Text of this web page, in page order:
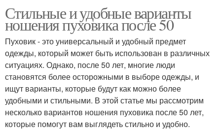
Стильные и удобные варианты
ношения пуховика после 50
Пуховик - это универсальный и удобный предмет
одежды, который может быть использован в различных
ситуациях. Однако, после 50 лет, многие люди
становятся более осторожными в выборе одежды, и
ищут варианты, которые будут как можно более
удобными и стильными. В этой статье мы рассмотрим
несколько вариантов ношения пуховика после 50 лет,
которые помогут вам выглядеть стильно и удобно.